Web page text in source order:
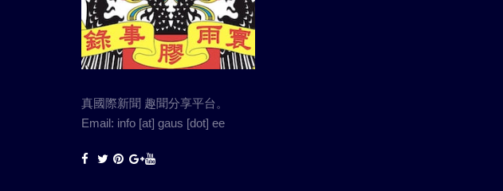
真國際新聞 趣聞分享平台。
Email: info [at] gaus [dot] ee